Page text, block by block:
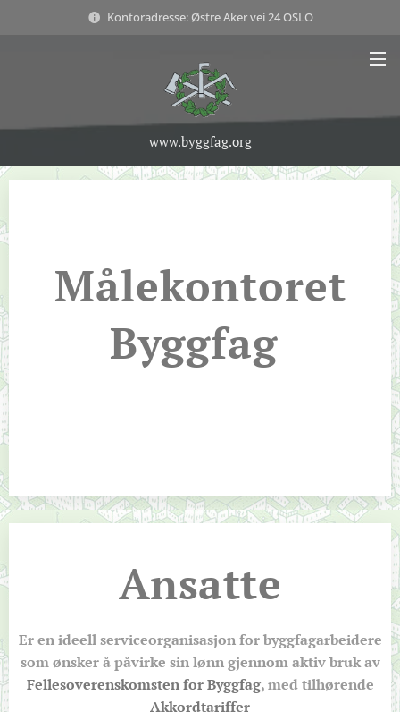
Kontoradresse: Østre Aker vei 24 OSLO
www.byggfag.org
Målekontoret
Byggfag
Ansatte
Er en ideell serviceorganisasjon for byggfagarbeidere
som ønsker å påvirke sin lønn gjennom aktiv bruk av
Fellesoverenskomsten for Byggfag, med tilhørende
Akkordtariffer